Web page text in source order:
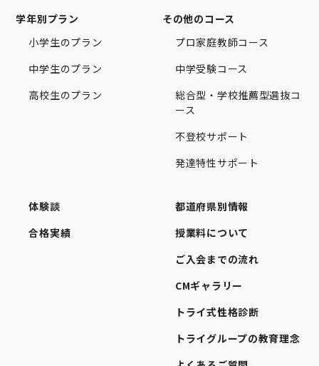
学年別プラン
小学生のプラン
中学生のプラン
高校生のプラン
その他のコース
プロ家庭教師コース
中学受験コース
総合型・学校推薦型選抜コ
ース
不登校サポート
発達特性サポート
体験談
合格実績
都道府県別情報
授業料について
ご入会までの流れ
CMギャラリー
トライ式性格診断
トライグループの教育理念